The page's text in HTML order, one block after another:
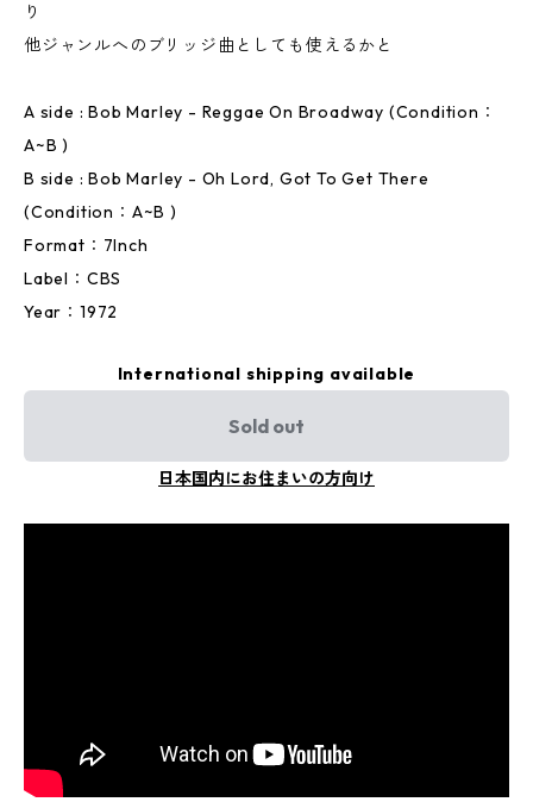
り
他ジャンルへのブリッジ曲としても使えるかと
A side : Bob Marley - Reggae On Broadway (Condition：
A~B )
B side : Bob Marley - Oh Lord, Got To Get There
(Condition：A~B )
Format：7Inch
Label：CBS
Year：1972
International shipping available
Sold out
日本国内にお住まいの方向け